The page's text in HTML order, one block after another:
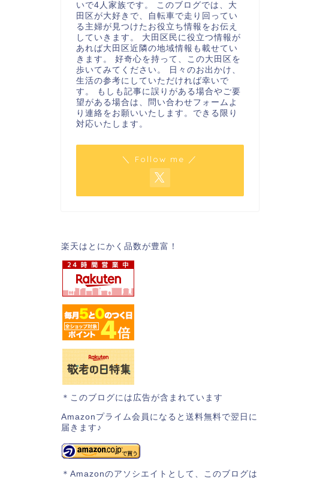
いで4人家族です。 このブログでは、大
田区が大好きで、自転車で走り回ってい
る主婦が見つけたお役立ち情報をお伝え
していきます。 大田区民に役立つ情報が
あれば大田区近隣の地域情報も載せてい
きます。 好奇心を持って、この大田区を
歩いてみてください。 日々のお出かけ、
生活の参考にしていただければ幸いで
す。 もしも記事に誤りがある場合やご要
望がある場合は、問い合わせフォームよ
り連絡をお願いいたします。できる限り
対応いたします。
＼ Follow me ／
楽天はとにかく品数が豊富！
＊このブログには広告が含まれています
Amazonプライム会員になると送料無料で翌日に
届きます♪
＊Amazonのアソシエイトとして、このブログは